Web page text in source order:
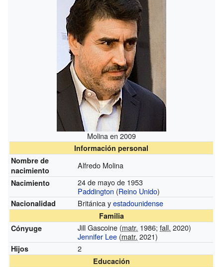
Molina en 2009
Información personal
Nombre de
nacimiento
Alfredo Molina
Nacimiento
24 de mayo de 1953
Paddington (Reino Unido)
Nacionalidad Británica yestadounidense
Familia
Cónyuge
Jill Gascoine (matr. 1986;fall. 2020)
Jennifer Lee (matr. 2021)
Hijos 2
Educación